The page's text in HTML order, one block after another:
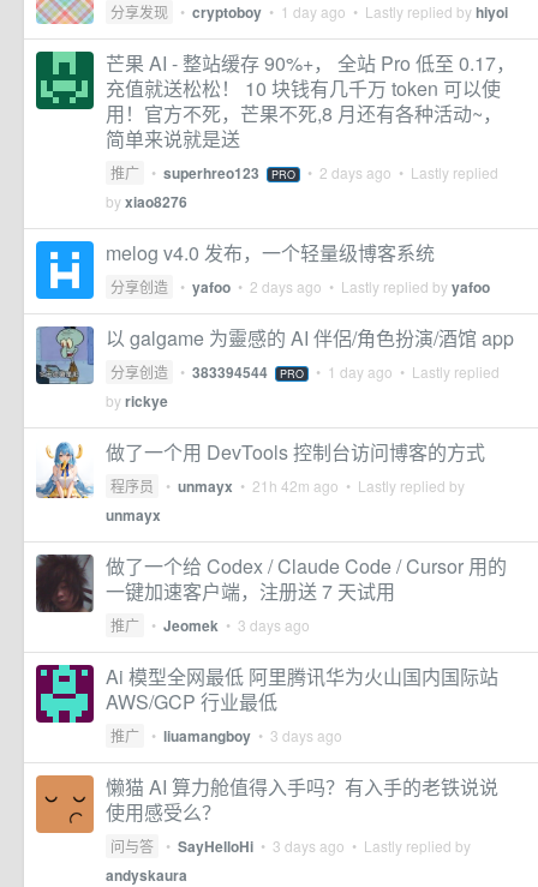
分享发现 • cryptoboy • 1 day ago • Lastly replied byhiyoi
芒果 AI - 整站缓存 90%+， 全站 Pro 低至 0.17，
充值就送松松！ 10 块钱有几千万 token 可以使
用！官方不死，芒果不死,8 月还有各种活动~，
简单来说就是送
推广 • superhreo123 PRO • 2 days ago • Lastly replied
byxiao8276
melog v4.0 发布，一个轻量级博客系统
分享创造 • yafoo • 2 days ago • Lastly replied byyafoo
以 galgame 为靈感的 AI 伴侶/角色扮演/酒馆 app
分享创造 • 383394544 PRO • 1 day ago • Lastly replied
byrickye
做了一个用 DevTools 控制台访问博客的方式
程序员 • unmayx • 21h 42m ago • Lastly replied by
unmayx
做了一个给 Codex / Claude Code / Cursor 用的
一键加速客户端，注册送 7 天试用
推广 • Jeomek • 3 days ago
Ai 模型全网最低 阿里腾讯华为火山国内国际站
AWS/GCP 行业最低
推广 • liuamangboy • 3 days ago
懒猫 AI 算力舱值得入手吗？有入手的老铁说说
使用感受么？
问与答 • SayHelloHi • 3 days ago • Lastly replied by
andyskaura